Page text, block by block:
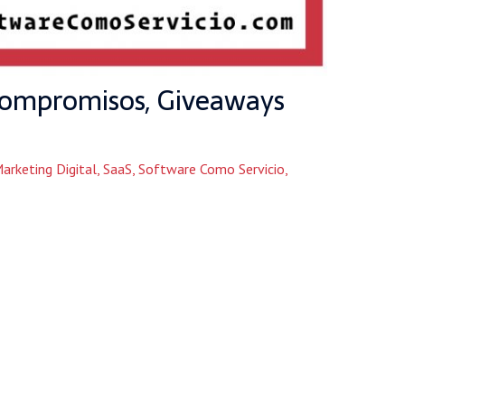
Giveaways
Digital, SaaS, Software Como Servicio,